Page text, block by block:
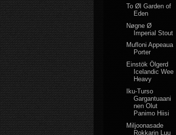
To Øl Garden of
Eden
Nøgne Ø
Imperial Stout
Mufloni Appeaua
Porter
Einstök Ölgerd
Icelandic Wee
Heavy
Iku-Turso
Gargantuaani
nen Olut
Panimo Hiisi
Miljoonasade
Rokkarin Luu